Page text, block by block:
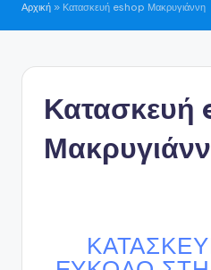
Αρχική » Κατασκευή eshop Μακρυγιάννη
Κατασκευή